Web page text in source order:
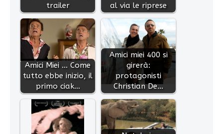
trailer
al via le riprese
Amici Miei ... Come
tutto ebbe inizio, il
primo ciak…
Amici miei 400 si
girerà:
protagonisti
Christian De…